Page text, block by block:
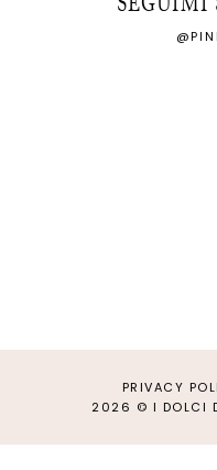
PRIVACY
2026 © I DOLCI